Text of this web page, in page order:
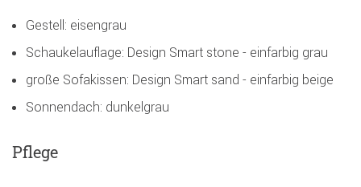
Gestell: eisengrau
Schaukelauflage: Design Smart stone - einfarbig grau
große Sofakissen: Design Smart sand - einfarbig beige
Sonnendach: dunkelgrau
Pflege